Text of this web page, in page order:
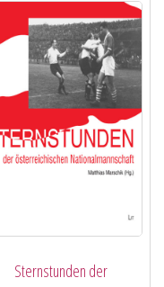
Sternstunden der